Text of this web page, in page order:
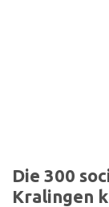
Die 300
Kralingen